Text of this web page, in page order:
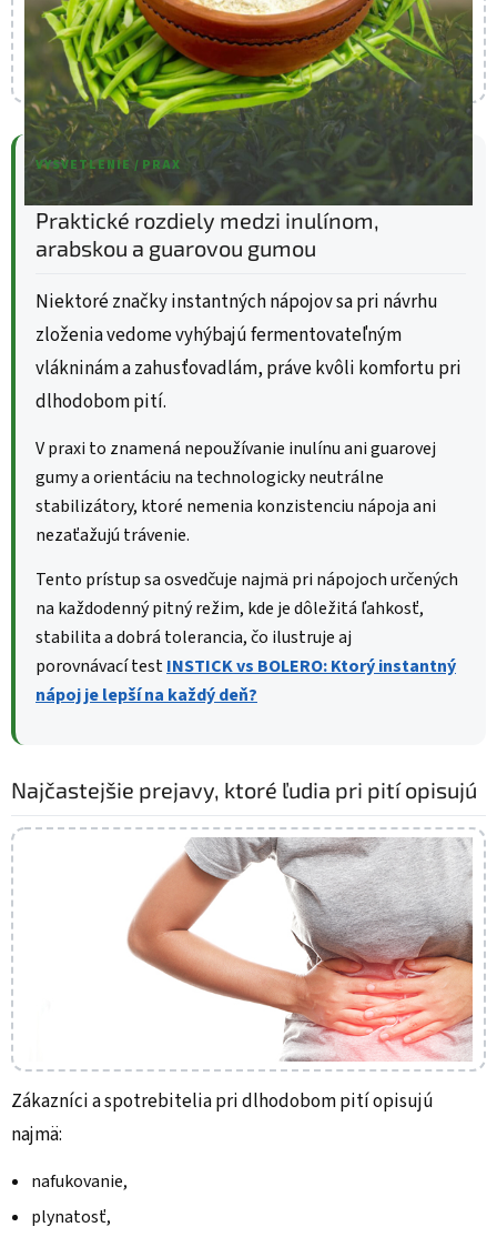
VYSVETLENIE / PRAX
Praktické rozdiely medzi inulínom,
arabskou a guarovou gumou
Niektoré značky instantných nápojov sa pri návrhu
zloženia vedome vyhýbajú fermentovateľným
vlákninám a zahusťovadlám, práve kvôli komfortu pri
dlhodobom pití.
V praxi to znamená nepoužívanie inulínu ani guarovej
gumy a orientáciu na technologicky neutrálne
stabilizátory, ktoré nemenia konzistenciu nápoja ani
nezaťažujú trávenie.
Tento prístup sa osvedčuje najmä pri nápojoch určených
na každodenný pitný režim, kde je dôležitá ľahkosť,
stabilita a dobrá tolerancia, čo ilustruje aj
porovnávacítestINSTICK vs BOLERO: Ktorý instantný
nápoj je lepší na každý deň?
Najčastejšie prejavy, ktoré ľudia pri pití opisujú
Zákazníci a spotrebitelia pri dlhodobom pití opisujú
najmä:
nafukovanie,
plynatosť,